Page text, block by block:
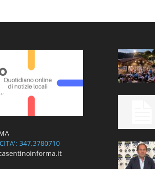
347.3780710